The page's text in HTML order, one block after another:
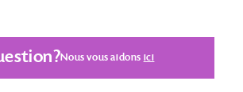
Nous vous aidons ici